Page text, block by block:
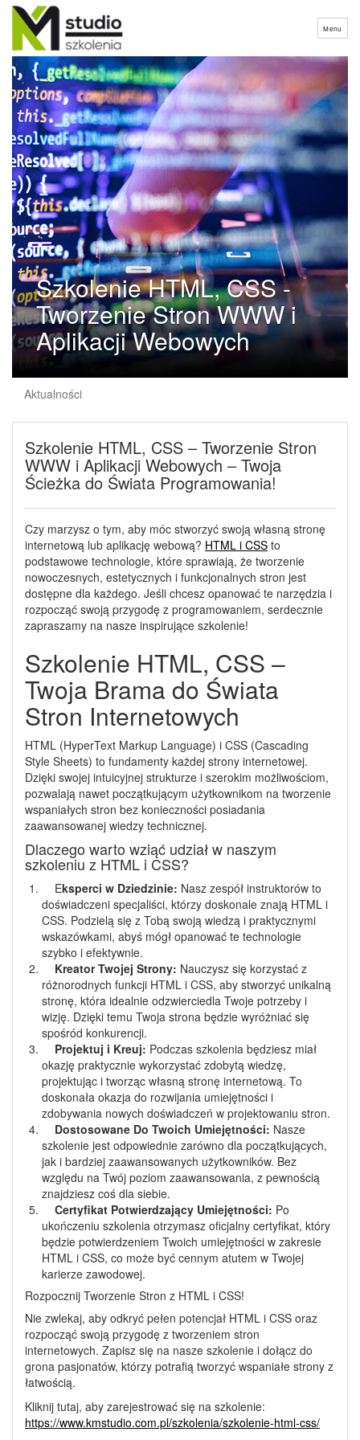
Menu
Szkolenie HTML, CSS -
Tworzenie Stron WWW i
Aplikacji Webowych
Aktualności
Szkolenie HTML, CSS – Tworzenie Stron
WWW i Aplikacji Webowych – Twoja
Ścieżka do Świata Programowania!
Czy marzysz o tym, aby móc stworzyć swoją własną stronę
internetową lub aplikację webową? HTML i CSS to
podstawowe technologie, które sprawiają, że tworzenie
nowoczesnych, estetycznych i funkcjonalnych stron jest
dostępne dla każdego. Jeśli chcesz opanować te narzędzia i
rozpocząć swoją przygodę z programowaniem, serdecznie
zapraszamy na nasze inspirujące szkolenie!
Szkolenie HTML, CSS –
Twoja Brama do Świata
Stron Internetowych
HTML (HyperText Markup Language) i CSS (Cascading
Style Sheets) to fundamenty każdej strony internetowej.
Dzięki swojej intuicyjnej strukturze i szerokim możliwościom,
pozwalają nawet początkującym użytkownikom na tworzenie
wspaniałych stron bez konieczności posiadania
zaawansowanej wiedzy technicznej.
Dlaczego warto wziąć udział w naszym
szkoleniu z HTML i CSS?
Eksperci w Dziedzinie: Nasz zespół instruktorów to
doświadczeni specjaliści, którzy doskonale znają HTML i
CSS. Podzielą się z Tobą swoją wiedzą i praktycznymi
wskazówkami, abyś mógł opanować te technologie
szybko i efektywnie.
Kreator Twojej Strony: Nauczysz się korzystać z
różnorodnych funkcji HTML i CSS, aby stworzyć unikalną
stronę, która idealnie odzwierciedla Twoje potrzeby i
wizję. Dzięki temu Twoja strona będzie wyróżniać się
spośród konkurencji.
Projektuj i Kreuj: Podczas szkolenia będziesz miał
okazję praktycznie wykorzystać zdobytą wiedzę,
projektując i tworząc własną stronę internetową. To
doskonała okazja do rozwijania umiejętności i
zdobywania nowych doświadczeń w projektowaniu stron.
Dostosowane Do Twoich Umiejętności: Nasze
szkolenie jest odpowiednie zarówno dla początkujących,
jak i bardziej zaawansowanych użytkowników. Bez
względu na Twój poziom zaawansowania, z pewnością
znajdziesz coś dla siebie.
Certyfikat Potwierdzający Umiejętności: Po
ukończeniu szkolenia otrzymasz oficjalny certyfikat, który
będzie potwierdzeniem Twoich umiejętności w zakresie
HTML i CSS, co może być cennym atutem w Twojej
karierze zawodowej.
Rozpocznij Tworzenie Stron z HTML i CSS!
Nie zwlekaj, aby odkryć pełen potencjał HTML i CSS oraz
rozpocząć swoją przygodę z tworzeniem stron
internetowych. Zapisz się na nasze szkolenie i dołącz do
grona pasjonatów, którzy potrafią tworzyć wspaniałe strony z
łatwością.
Kliknij tutaj, aby zarejestrować się na szkolenie:
https://www.kmstudio.com.pl/szkolenia/szkolenie-html-css/